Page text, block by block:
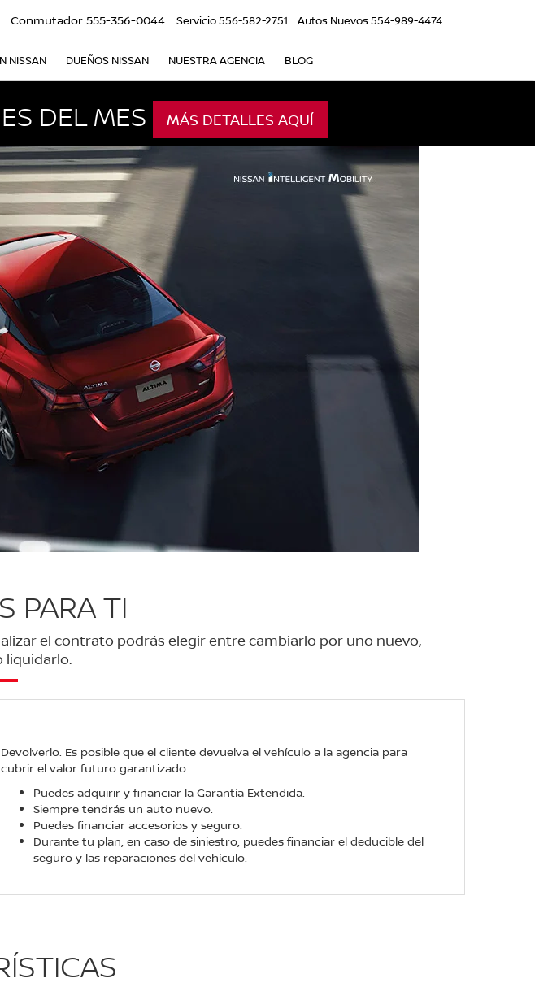
Conmutador 555-356-0044 Servicio556-582-2751 Autos Nuevos554-989-4474
NISSAN DUEÑOS NISSAN NUESTRA AGENCIA BLOG
DEL MES MÁS DETALLES AQUÍ
PARA TI
el contrato podrás elegir entre cambiarlo por uno nuevo,
liquidarlo.
Devolverlo. Es posible que el cliente devuelva el vehículo a la agencia para
cubrir el valor futuro garantizado.
Puedes adquirir y financiar la Garantía Extendida.
Siempre tendrás un auto nuevo.
Puedes financiar accesorios y seguro.
Durante tu plan, en caso de siniestro, puedes financiar el deducible del
seguro y las reparaciones del vehículo.